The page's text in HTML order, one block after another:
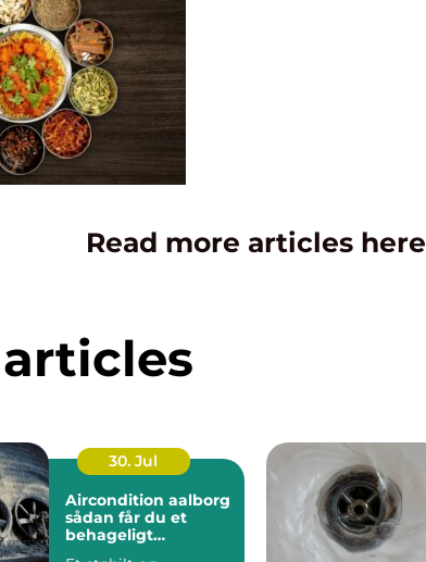
Read more articles here
30. Jul
Aircondition aalborg
sådan får du et
behageligt